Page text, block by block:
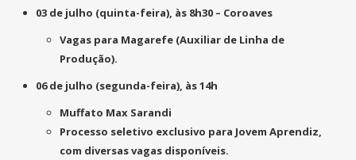
03 de julho (quinta-feira), às 8h30 – Coroaves
Vagas para Magarefe (Auxiliar de Linha de
Produção).
06 de julho (segunda-feira), às 14h
Muffato Max Sarandi
Processo seletivo exclusivo para Jovem Aprendiz,
com diversas vagas disponíveis.